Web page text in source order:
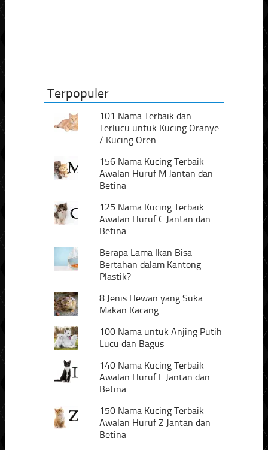
Terpopuler
101 Nama Terbaik dan
Terlucu untuk Kucing Oranye
/ Kucing Oren
156 Nama Kucing Terbaik
Awalan Huruf M Jantan dan
Betina
125 Nama Kucing Terbaik
Awalan Huruf C Jantan dan
Betina
Berapa Lama Ikan Bisa
Bertahan dalam Kantong
Plastik?
8 Jenis Hewan yang Suka
Makan Kacang
100 Nama untuk Anjing Putih
Lucu dan Bagus
140 Nama Kucing Terbaik
Awalan Huruf L Jantan dan
Betina
150 Nama Kucing Terbaik
Awalan Huruf Z Jantan dan
Betina